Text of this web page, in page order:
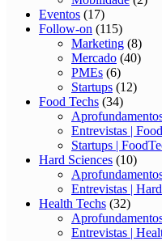
Eventos (17)
Follow-on (115)
Marketing (8)
Mercado (40)
PMEs (6)
Startups (12)
Food Techs (34)
Entrevistas |
Startups |
Hard Sciences (10)
Entrevistas |
Health Techs (32)
Entrevistas |